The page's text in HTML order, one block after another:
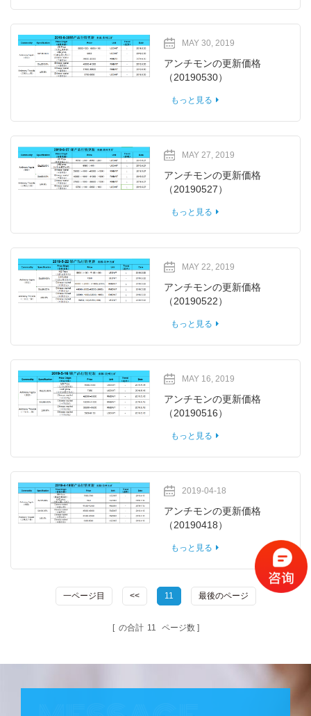
MAY 30, 2019
アンチモンの更新価格
（20190530）
もっと見る
MAY 27, 2019
アンチモンの更新価格
（20190527）
もっと見る
MAY 22, 2019
アンチモンの更新価格
（20190522）
もっと見る
MAY 16, 2019
アンチモンの更新価格
（20190516）
もっと見る
2019-04-18
アンチモンの更新価格
（20190418）
もっと見る
一ページ目 << 11 最後のページ
の合計 11 ページ数